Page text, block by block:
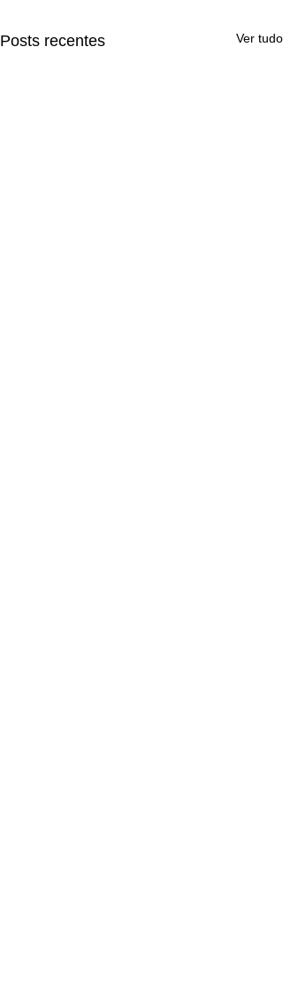
Posts recentes Ver tudo